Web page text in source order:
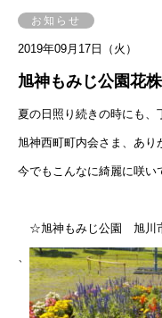
お知らせ
2019年09月17日（火）
旭神もみじ公園花
夏の日照り続きの時にも、
旭神西町町内会さま、あり
今でもこんなに綺麗に咲い
☆旭神もみじ公園 旭川
、